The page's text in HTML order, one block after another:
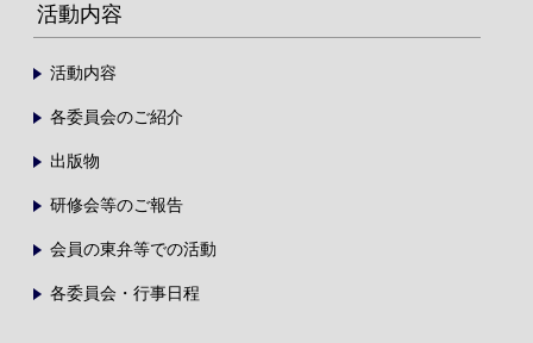
活動内容
活動内容
各委員会のご紹介
出版物
研修会等のご報告
会員の東弁等での活動
各委員会・行事日程